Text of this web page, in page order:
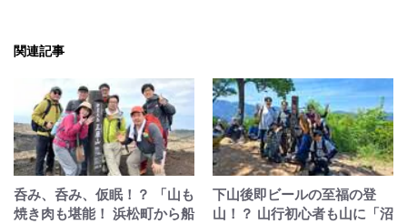
関連記事
呑み、呑み、仮眠！？ 「山も
焼き肉も堪能！ 浜松町から船
下山後即ビールの至福の登
山！？ 山行初心者も山に「沼